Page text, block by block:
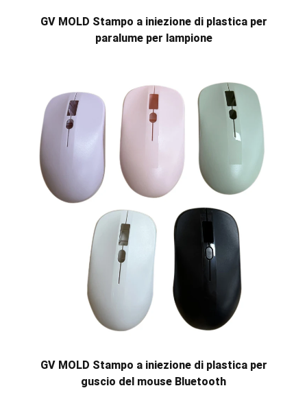
GV MOLD Stampo a iniezione di plastica per
paralume per lampione
GV MOLD Stampo a iniezione di plastica per
guscio del mouse Bluetooth